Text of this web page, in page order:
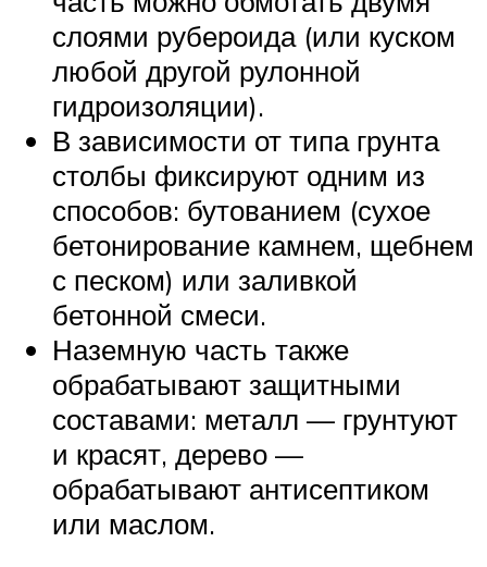
слоями рубероида (или куском
любой другой рулонной
гидроизоляции).
В зависимости от типа грунта
столбы фиксируют одним из
способов: бутованием (сухое
бетонирование камнем, щебнем
с песком) или заливкой
бетонной смеси.
Наземную часть также
обрабатывают защитными
составами: металл — грунтуют
и красят, дерево —
обрабатывают антисептиком
или маслом.